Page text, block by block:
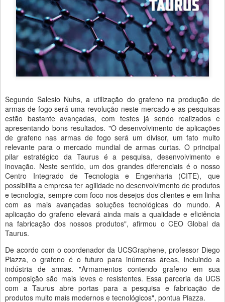
Segundo Salesio Nuhs, a utilização do grafeno na produção de
armas de fogo será uma revolução neste mercado e as pesquisas
estão bastante avançadas, com testes já sendo realizados e
apresentando bons resultados. "O desenvolvimento de aplicações
de grafeno nas armas de fogo será um divisor, um fato muito
relevante para o mercado mundial de armas curtas. O principal
pilar estratégico da Taurus é a pesquisa, desenvolvimento e
inovação. Neste sentido, um dos grandes diferenciais é o nosso
Centro Integrado de Tecnologia e Engenharia (CITE), que
possibilita a empresa ter agilidade no desenvolvimento de produtos
e tecnologia, sempre com foco nos desejos dos clientes e em linha
com as mais avançadas soluções tecnológicas do mundo. A
aplicação do grafeno elevará ainda mais a qualidade e eficiência
na fabricação dos nossos produtos", afirmou o CEO Global da
Taurus.
De acordo com o coordenador da UCSGraphene, professor Diego
Piazza, o grafeno é o futuro para inúmeras áreas, incluindo a
indústria de armas. "Armamentos contendo grafeno em sua
composição são mais leves e resistentes. Essa parceria da UCS
com a Taurus abre portas para a pesquisa e fabricação de
produtos muito mais modernos e tecnológicos", pontua Piazza.